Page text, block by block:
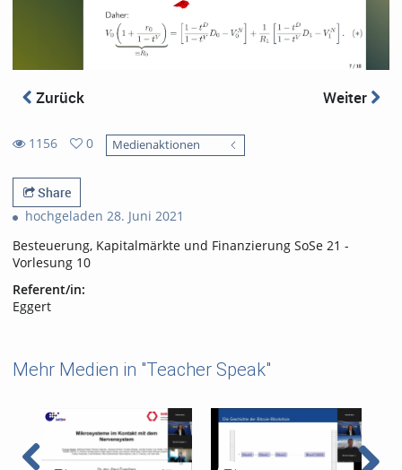
Zurück Weiter
1156
views
0
favorites
Medienaktionen
Share
hochgeladen 28. Juni 2021
Besteuerung, Kapitalmärkte und Finanzierung SoSe 21 -
Vorlesung 10
Referent/in:
Eggert
Mehr Medien in "Teacher Speak"